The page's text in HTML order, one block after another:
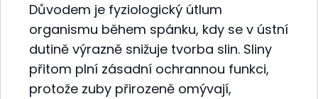
Důvodem je fyziologický útlum
organismu během spánku, kdy se v ústní
dutině výrazně snižuje tvorba slin. Sliny
přitom plní zásadní ochrannou funkci,
protože zuby přirozeně omývají,